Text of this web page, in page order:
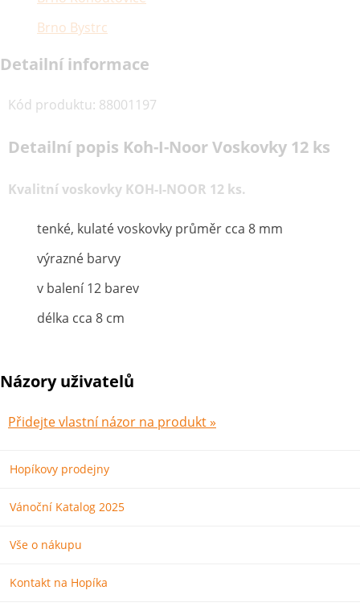
Brno Bystrc
Detailní informace
Kód produktu: 88001197
Detailní popis Koh-I-Noor Voskovky 12 ks
Kvalitní voskovky KOH-I-NOOR 12 ks.
tenké, kulaté voskovky průměr cca 8 mm
výrazné barvy
v balení 12 barev
délka cca 8 cm
Názory uživatelů
Přidejte vlastní názor na produkt »
Hopíkovy prodejny
Vánoční Katalog 2025
Vše o nákupu
Kontakt na Hopíka